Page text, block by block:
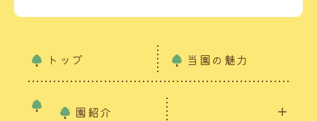
トップ 当園の魅力
園紹介